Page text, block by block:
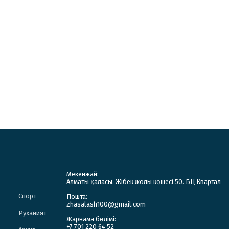
Спорт
Руханият
Мекенжай:
Алматы қаласы. Жібек жолы көшесі 50. БЦ Квартал
Пошта:
zhasalash100@gmail.com
Жарнама бөлімі:
+7 701 220 64 52